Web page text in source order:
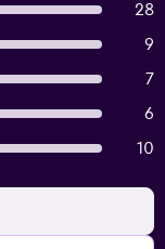
28
9
7
6
10